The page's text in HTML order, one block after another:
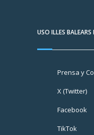
USO ILLES BALEARS
Prensa y
X (Twitter)
Facebook
TikTok